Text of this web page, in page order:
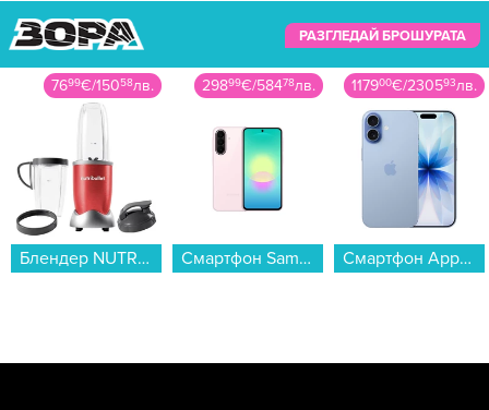
РАЗГЛЕДАЙ БРОШУРАТА
29899€/58478лв.
Смартфон Samsung GALAXY A27 5G 128/6 LIGHT PINK SM-A276BLIB , 128 GB, 6 GB...
117900€/230593лв.
Смартфон Apple iPhone 17 512GB Mist Blue mg6t4 , 5120 GB, 8 GB...
7499€/14667лв.
Хлебопекарна Finlux FBM-1625W , 1600 грама , 2 Литри, 850 W...